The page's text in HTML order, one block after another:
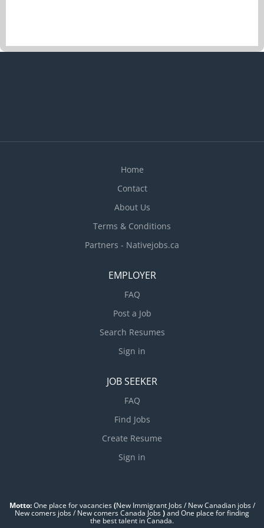
Directeur à la production (CNP 90010) Langue :
Poste : Permanent, temps plein Description des
taches : • Planifie, organise,...
Home
Contact
About Us
Terms & Conditions
Partners - Nativejobs.ca
EMPLOYER
FAQ
Post a Job
Search Resumes
Sign in
JOB SEEKER
FAQ
Find Jobs
Create Resume
Sign in
Motto:One place for vacancies(New Immigrant Jobs / ‎New Canadian jobs /
New comers jobs / New comers Canada Jobs)and One place for finding
the best talent in Canada.